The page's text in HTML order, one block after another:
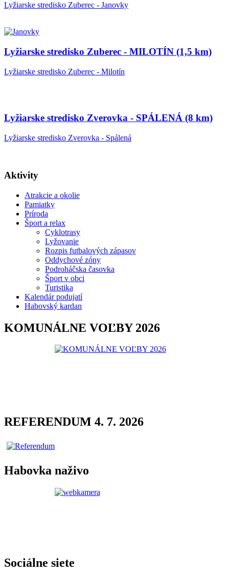
Lyžiarske stredisko Zuberec - Janovky
Lyžiarske stredisko Zuberec - MILOTÍN (1,5 km)
Lyžiarske stredisko Zuberec - Milotín
Lyžiarske stredisko Zverovka - SPÁLENÁ (8 km)
Lyžiarske stredisko Zverovka - Spálená
Aktivity
Atrakcie a okolie
Pamiatky
Príroda
Šport a relax
Cyklotrasy
Lyžovanie
Rozpis futbalových zápasov
Oddychové zóny
Podroháčska časovka
Šport v obci
Turistika
Kalendár podujatí
Habovský kardan
KOMUNÁLNE VOĽBY 2026
REFERENDUM 4. 7. 2026
Habovka naživo
Sociálne siete